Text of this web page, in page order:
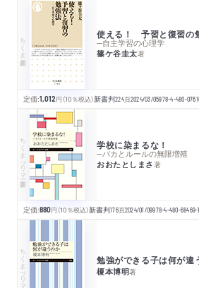
ちくま新書 使える！ 予習と復習の
─自主学習の心理学
篠ケ谷圭太著
定価:1,012円 （10％税込）新書判224頁2024/03/05978-4-480-
ちくまプリマー新書 学校に染まるな！
─バカとルールの無限増殖
おおたとしまさ 著
定価:880円 （10％税込）新書判176頁2024/01/09978-4-480-68469-1
ちくまプリマー新書 勉強ができる子は何が違
榎本博明著